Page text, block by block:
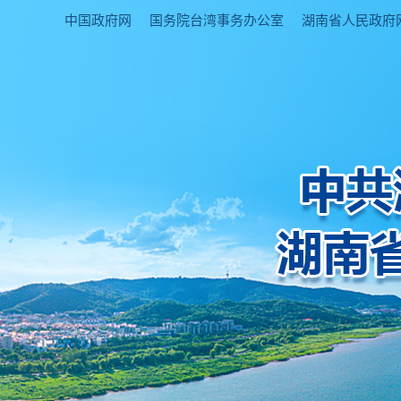
中国政府网 国务院台湾事务办公室 湖南省人民政府